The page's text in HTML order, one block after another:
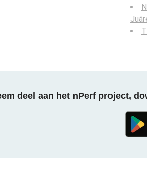
deel aan het nPerf project,